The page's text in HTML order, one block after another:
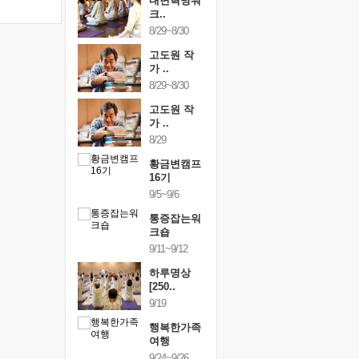
크..
8/29~8/30
고도원 작
가 ..
8/29~8/30
고도원 작
가 ..
8/29
황금변캠프
16기
9/5~9/6
통증잡는워
크숍
9/11~9/12
하루명상
[250..
9/19
행복한가족
여행